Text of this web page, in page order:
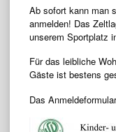
Ab sofort kann man
anmelden! Das
unserem Sportplatz
Für das leibliche
Gäste ist bestens
Das